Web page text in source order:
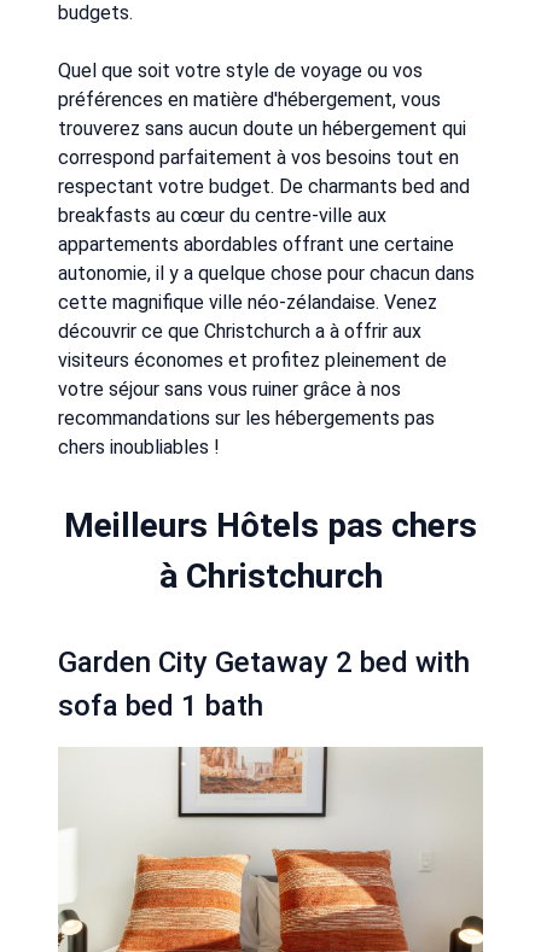
budgets.
Quel que soit votre style de voyage ou vos
préférences en matière d'hébergement, vous
trouverez sans aucun doute un hébergement qui
correspond parfaitement à vos besoins tout en
respectant votre budget. De charmants bed and
breakfasts au cœur du centre-ville aux
appartements abordables offrant une certaine
autonomie, il y a quelque chose pour chacun dans
cette magnifique ville néo-zélandaise. Venez
découvrir ce que Christchurch a à offrir aux
visiteurs économes et profitez pleinement de
votre séjour sans vous ruiner grâce à nos
recommandations sur les hébergements pas
chers inoubliables !
Meilleurs Hôtels pas chers
à Christchurch
Garden City Getaway 2 bed with
sofa bed 1 bath